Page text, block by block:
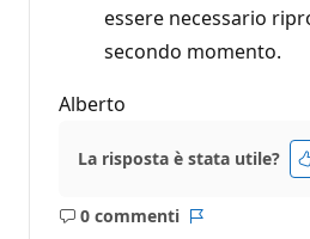
essere necessario
secondo momento.
Alberto
La risposta è stata utile?
0 commenti
Nessun
Report